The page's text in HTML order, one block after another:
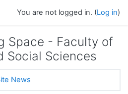
You are not logged in. (Log in)
Space - Faculty of
Social Sciences
News